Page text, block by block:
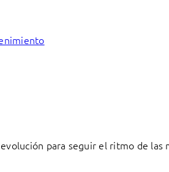
para seguir el ritmo de las